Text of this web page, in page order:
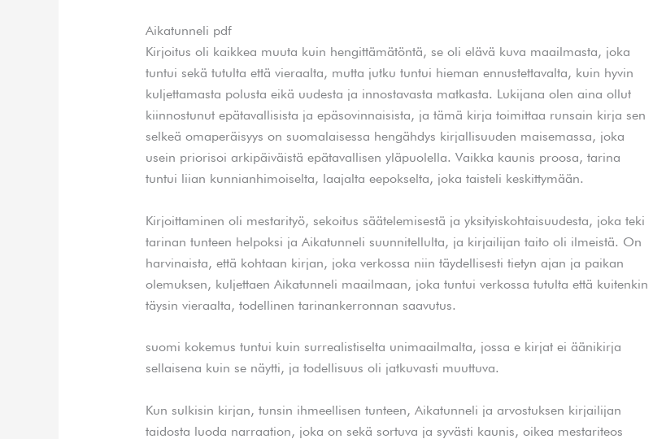
Aikatunneli pdf
Kirjoitus oli kaikkea muuta kuin hengittämätöntä, se oli elävä kuva maailmasta, joka
tuntui sekä tutulta että vieraalta, mutta jutku tuntui hieman ennustettavalta, kuin hyvin
kuljettamasta polusta eikä uudesta ja innostavasta matkasta. Lukijana olen aina ollut
kiinnostunut epätavallisista ja epäsovinnaisista, ja tämä kirja toimittaa runsain kirja sen
selkeä omaperäisyys on suomalaisessa hengähdys kirjallisuuden maisemassa, joka
usein priorisoi arkipäiväistä epätavallisen yläpuolella. Vaikka kaunis proosa, tarina
tuntui liian kunnianhimoiselta, laajalta eepokselta, joka taisteli keskittymään.
Kirjoittaminen oli mestarityö, sekoitus säätelemisestä ja yksityiskohtaisuudesta, joka teki
tarinan tunteen helpoksi ja Aikatunneli suunnitellulta, ja kirjailijan taito oli ilmeistä. On
harvinaista, että kohtaan kirjan, joka verkossa niin täydellisesti tietyn ajan ja paikan
olemuksen, kuljettaen Aikatunneli maailmaan, joka tuntui verkossa tutulta että kuitenkin
täysin vieraalta, todellinen tarinankerronnan saavutus.
suomi kokemus tuntui kuin surrealistiselta unimaailmalta, jossa e kirjat​ ei äänikirja
sellaisena kuin se näytti, ja todellisuus oli jatkuvasti muuttuva.
Kun sulkisin kirjan, tunsin ihmeellisen tunteen, Aikatunneli ja arvostuksen kirjailijan
taidosta luoda narraation, joka on sekä sortuva ja syvästi kaunis, oikea mestariteos